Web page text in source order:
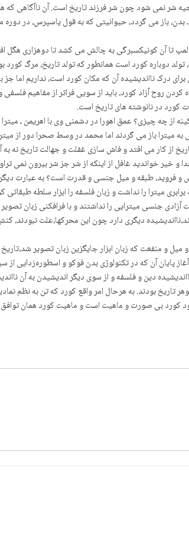
شر نمی شود چون شر فرزند تاریخ است. آن
قول کوژوو به حیوانیت ـ بدن، باز می گردد، حیوانیتی که به قول
تا آن کونیکسبرگی به چالش می کشد تا دوهزاری هگل
دوباره کورد است همانطور که تولد تاریخ، مرگ
درک نااندیشیده آن که مکان کورد است، نداریم اما
روح آزاد کورد، باید از سویی فراتر از مفاهیم فلسفی و
کورد در نانوشته های تاریخ است.
از چه چیزی؟ عمق اهورا در دشمنی وی با اهریمن ـ
میترا باز می گردند اما محمد در وسط صحرا دور
از کار می افتد و فاش سازی غفلت و جهالت تاریخ نه
خواندید غافل از اینکه از شر جز شر بیرون نمی
و فروید، طبقه و میل جنسی و قدرت است؟ به عبارت
میترا را نداشت و زبان فلسفه را ابزار سلطه
آزادی جنسی میترایی را نداشتند و با فرافکنی زبان
دیگری دارد چون این محرکها،علت نبودند،
منفعت که زبان ابزار جایگزین زبان تصویر
آن که در تکنولوژی بدن فوکو و اسطورەزدایی از
دین و فلسفه و از سوی دیگر اندیشیدن به آن
بودند. به هرحال امر واقع کورد که تن به نظم
کورد بی صورت و ماهیت است و ماهیت کورد همان